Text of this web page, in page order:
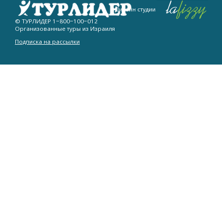
© ТУРЛИДЕР 1−800−100−012
Организованные туры из Израиля
Подписка на рассылки
Дизайн студии